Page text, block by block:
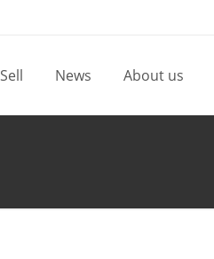
Sell News About us